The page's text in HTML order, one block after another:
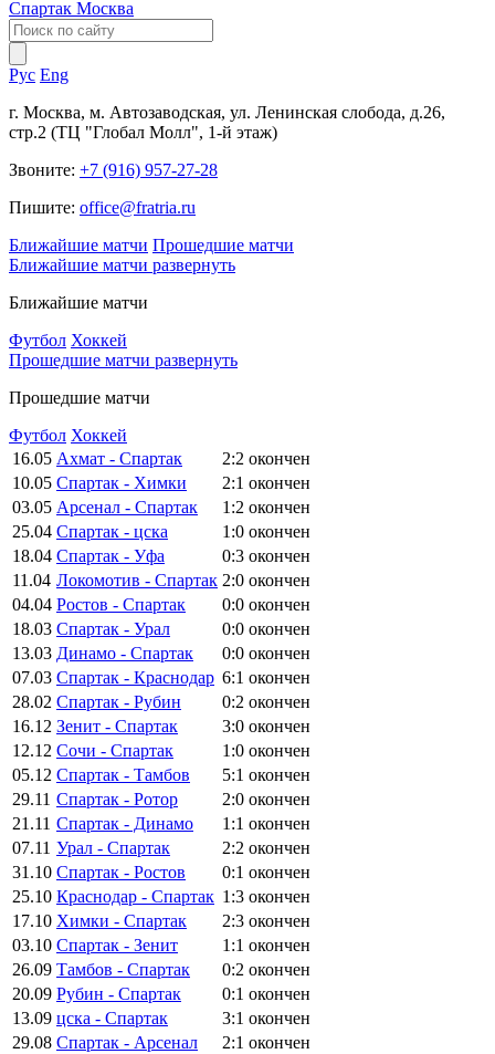
Рус Eng
г. Москва, м. Автозаводская, ул. Ленинская слобода, д.26,
стр.2 (ТЦ "Глобал Молл", 1-й этаж)
Звоните: +7 (916) 957-27-28
Пишите: office@fratria.ru
Ближайшие матчи Прошедшие матчи
Ближайшие матчи развернуть
Ближайшие матчи
Футбол Хоккей
Прошедшие матчи развернуть
Прошедшие матчи
Футбол Хоккей
16.05 Ахмат - Спартак 2:2 окончен
10.05 Спартак - Химки 2:1 окончен
03.05 Арсенал - Спартак 1:2 окончен
25.04 Спартак - цска 1:0 окончен
18.04 Спартак - Уфа 0:3 окончен
11.04 Локомотив - Спартак 2:0 окончен
04.04 Ростов - Спартак 0:0 окончен
18.03 Спартак - Урал 0:0 окончен
13.03 Динамо - Спартак 0:0 окончен
07.03 Спартак - Краснодар 6:1 окончен
28.02 Спартак - Рубин 0:2 окончен
16.12 Зенит - Спартак 3:0 окончен
12.12 Сочи - Спартак 1:0 окончен
05.12 Спартак - Тамбов 5:1 окончен
29.11 Спартак - Ротор 2:0 окончен
21.11 Спартак - Динамо 1:1 окончен
07.11 Урал - Спартак 2:2 окончен
31.10 Спартак - Ростов 0:1 окончен
25.10 Краснодар - Спартак 1:3 окончен
17.10 Химки - Спартак 2:3 окончен
03.10 Спартак - Зенит 1:1 окончен
26.09 Тамбов - Спартак 0:2 окончен
20.09 Рубин - Спартак 0:1 окончен
13.09 цска - Спартак 3:1 окончен
29.08 Спартак - Арсенал 2:1 окончен